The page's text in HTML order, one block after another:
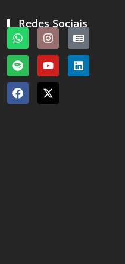
Redes Sociais